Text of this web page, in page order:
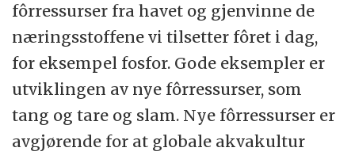
fôrressurser fra havet og gjenvinne de
næringsstoffene vi tilsetter fôret i dag,
for eksempel fosfor. Gode eksempler er
utviklingen av nye fôrressurser, som
tang og tare og slam. Nye fôrressurser er
avgjørende for at globale akvakultur